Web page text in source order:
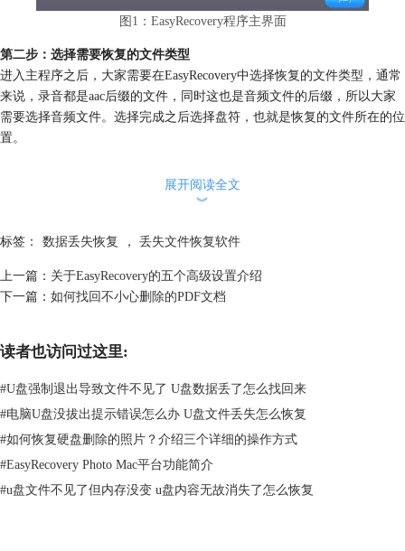
图1：EasyRecovery程序主界面
第二步：选择需要恢复的文件类型
进入主程序之后，大家需要在EasyRecovery中选择恢复的文件类型，通常
来说，录音都是aac后缀的文件，同时这也是音频文件的后缀，所以大家
需要选择音频文件。选择完成之后选择盘符，也就是恢复的文件所在的位
置。
图2：恢复文件的类型
第三步：等待扫描，扫描完成后选择文件
因为扫描需要一些时间，所以大家需要等待一会儿。等扫描完成之后，大
家就可以在文件夹中寻找自己丢失的文件了。当找到文件之后，选择文
件，点击右键，选择恢复，就能够将文件恢复到原来的文件夹了。
展开阅读全文
︾
标签： 数据丢失恢复 ， 丢失文件恢复软件
上一篇： 关于EasyRecovery的五个高级设置介绍
下一篇： 如何找回不小心删除的PDF文档
读者也访问过这里:
#U盘强制退出导致文件不见了 U盘数据丢了怎么找回来
#电脑U盘没拔出提示错误怎么办 U盘文件丢失怎么恢复
#如何恢复硬盘删除的照片？介绍三个详细的操作方式
#EasyRecovery Photo Mac平台功能简介
#u盘文件不见了但内存没变 u盘内容无故消失了怎么恢复